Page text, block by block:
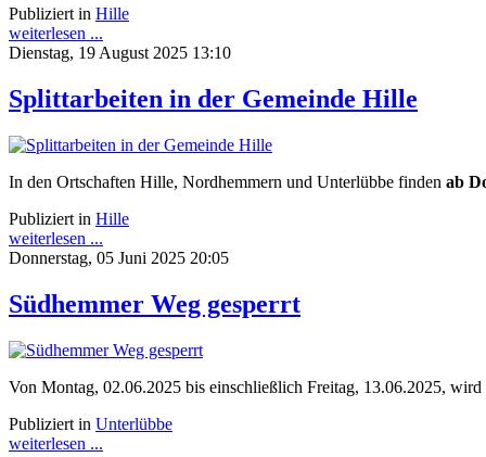
Publiziert in Hille
weiterlesen ...
Dienstag, 19 August 2025 13:10
Splittarbeiten in der Gemeinde Hille
In den Ortschaften Hille, Nordhemmern und Unterlübbe finden ab
Publiziert in Hille
weiterlesen ...
Donnerstag, 05 Juni 2025 20:05
Südhemmer Weg gesperrt
Von Montag, 02.06.2025 bis einschließlich Freitag, 13.06.2025,
Publiziert in Unterlübbe
weiterlesen ...